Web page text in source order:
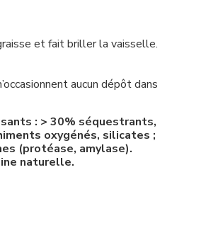
et fait briller la vaisselle.
aucun dépôt dans
: > 30% séquestrants,
oxygénés, silicates ;
(protéase, amylase).
naturelle.